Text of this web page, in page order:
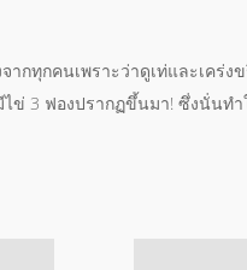
ากทุกคนเพราะว่าดูเท่และเคร่ง
ไข่ 3 ฟองปรากฏขึ้นมา! ซึ่งนั่นทำ